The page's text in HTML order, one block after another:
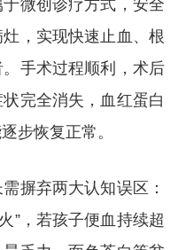
微创诊疗方式，安全
，实现快速止血、根
手术过程顺利，术后
完全消失，血红蛋白
步恢复正常。
摒弃两大认知误区：
”，若孩子便血持续超